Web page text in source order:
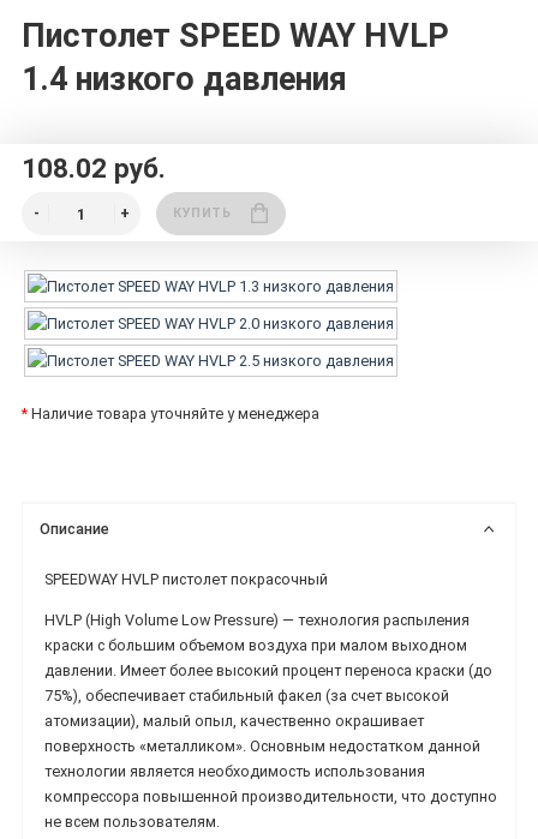
Пистолет SPEED WAY HVLP
1.4 низкого давления
108.02 руб.
КУПИТЬ
* Наличие товара уточняйте у менеджера
Описание
SPEEDWAY HVLP пистолет покрасочный
HVLP (High Volume Low Pressure) — технология распыления
краски с большим объемом воздуха при малом выходном
давлении. Имеет более высокий процент переноса краски (до
75%), обеспечивает стабильный факел (за счет высокой
атомизации), малый опыл, качественно окрашивает
поверхность «металликом». Основным недостатком данной
технологии является необходимость использования
компрессора повышенной производительности, что доступно
не всем пользователям.